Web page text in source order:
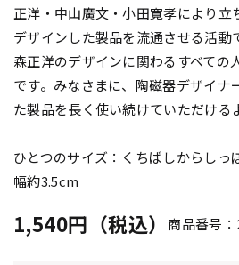
正洋・中山廣文・小田寛孝により立
デザインした製品を流通させる活動
森正洋のデザインに関わるすべての
です。みなさまに、陶磁器デザイナ
た製品を長く使い続けていただける
ひとつのサイズ：くちばしからしっ
幅約3.5cm
1,540円（税込） 商品番号